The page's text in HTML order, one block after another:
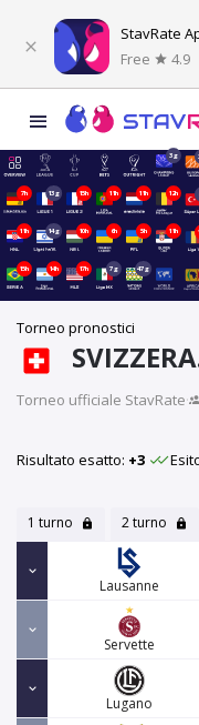
StavRate
Free
4.9
3g
7h 13g 15h 11h 11h 12h
11h 14g 10h 6h 5h 11h
15h 14h 17h 7g 47g
Torneo pronostici
Torneo ufficiale StavRate·
Risultato esatto: +3
1 turno 2 turno
Lausanne
Servette
Lugano